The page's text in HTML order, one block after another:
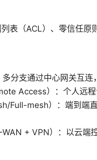
表（ACL）、零信任原
分支通过中心网关互连
Access）：个人远程
Full-mesh）：端到端
+ VPN）：以云端